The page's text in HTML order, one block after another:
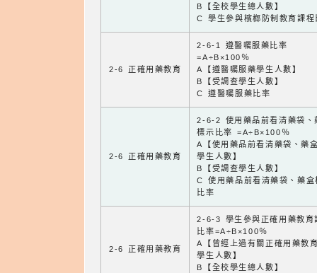
B【全校學生總人數】
C 學生參與檳榔防制教育課程
2-6 正確用藥教育
2-6-1 遵醫囑服藥比率
=A÷B×100％
A【遵醫囑服藥學生人數】
B【受調查學生人數】
C 遵醫囑服藥比率
2-6 正確用藥教育
2-6-2 使用藥品前看清藥袋、
標示比率 =A÷B×100％
A【使用藥品前看清藥袋、藥
學生人數】
B【受調查學生人數】
C 使用藥品前看清藥袋、藥盒
比率
2-6 正確用藥教育
2-6-3 學生參與正確用藥教育
比率=A÷B×100％
A【曾經上過有關正確用藥教
學生人數】
B【全校學生總人數】